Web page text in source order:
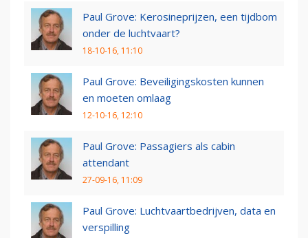
Paul Grove: Kerosineprijzen, een tijdbom
onder de luchtvaart?
18-10-16, 11:10
Paul Grove: Beveiligingskosten kunnen
en moeten omlaag
12-10-16, 12:10
Paul Grove: Passagiers als cabin
attendant
27-09-16, 11:09
Paul Grove: Luchtvaartbedrijven, data en
verspilling